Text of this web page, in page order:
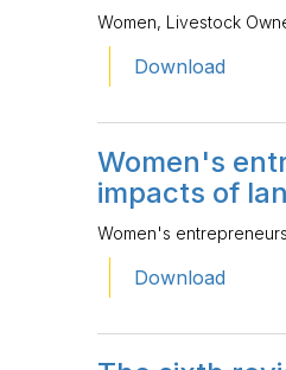
Women, Livestock
Download
Women's
impacts of
Women's
Download